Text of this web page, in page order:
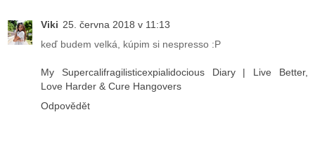
Viki 25. června 2018 v 11:13
keď budem velká, kúpim si nespresso :P
My Supercalifragilisticexpialidocious Diary | Live Better,
Love Harder & Cure Hangovers
Odpovědět